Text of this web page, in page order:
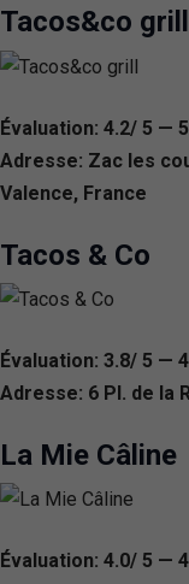
Tacos&co grill
Évaluation: 4.2/ 5 —
Adresse: Zac les
Valence, France
Tacos & Co
Évaluation: 3.8/ 5 —
Adresse: 6 Pl. de la
La Mie Câline
Évaluation: 4.0/ 5 —